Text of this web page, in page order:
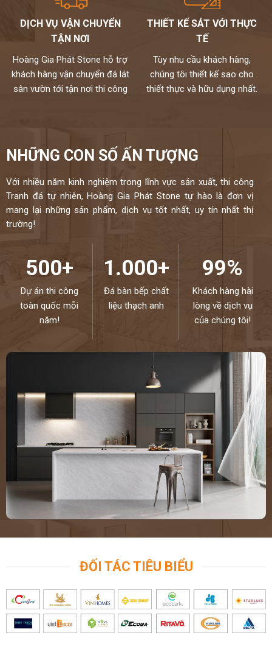
Chất lượng,thi công chuyên nghiệp,đội ngũ thợ tay nghề cao đã
được tuyển chọn.
Đặc biệt sản phẩm được bảo hành đến 18 năm chống ố,chống
ngấm..quý khách sẽ được bảo dưỡng định kỳ 6 tháng một lần và khi
có vấn đề gì sẽ có bộ phận kỹ thuật đến xử lí cho khách hàng trong
vòng 24h,tất cả thành phẩm của chúng tôi sẽ được lưu bảo hành
trên máy tính,chúng tôi sẽ luôn đồng hành cùng khách hàng.
NIỀM TIN CỦA KHÁCH LÀ HẠNH PHÚC CỦA CHÚNG TÔI - HÂN
HẠNH
ĐƯỢC PHỤC VỤ QUÝ KHÁCH – HOTLINE:
0972101656 -
0946916986
DỊCH VỤ VẬN CHUYỂN
TẬN NƠI
Hoàng Gia Phát Stone hỗ trợ
khách hàng vận chuyển đá lát
sân vườn tới tận nơi thi công
THIẾT KẾ SÁT VỚI THỰC
TẾ
Tùy nhu cầu khách hàng,
chúng tôi thiết kế sao cho
thiết thực và hữu dụng nhất.
NHỮNG CON SỐ ẤN TƯỢNG
Với nhiều năm kinh nghiệm trong lĩnh vực sản xuất, thi công
Tranh đá tự nhiên, Hoàng Gia Phát Stone tự hào là đơn vị
mang lại những sản phẩm, dịch vụ tốt nhất, uy tín nhất thị
trường!
500+
Dự án thi công
toàn quốc mỗi
năm!
1.000+
Đá bàn bếp chất
liệu thạch anh
99%
Khách hàng hài
lòng về dịch vụ
của chúng tôi!
ĐỐI TÁC TIÊU BIỂU